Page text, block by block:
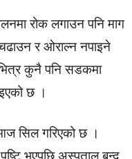
रोक लगाउन पनि माग
र ओराल्न नपाइने
कुनै पनि सडकमा
छ ।
आज सिल गरिएको छ ।